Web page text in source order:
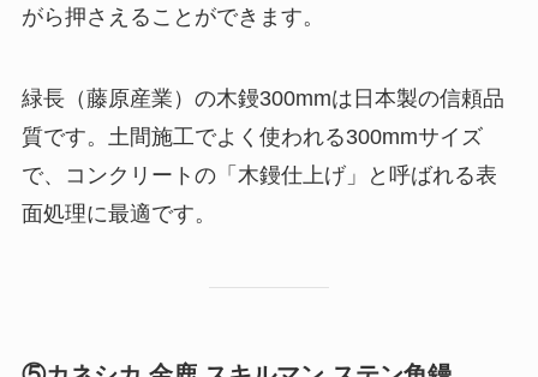
がら押さえることができます。
緑長（藤原産業）の木鏝300mmは日本製の信頼品
質です。土間施工でよく使われる300mmサイズ
で、コンクリートの「木鏝仕上げ」と呼ばれる表
面処理に最適です。